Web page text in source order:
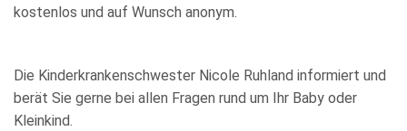
kostenlos und auf Wunsch anonym.
Die Kinderkrankenschwester Nicole Ruhland informiert und
berät Sie gerne bei allen Fragen rund um Ihr Baby oder
Kleinkind.